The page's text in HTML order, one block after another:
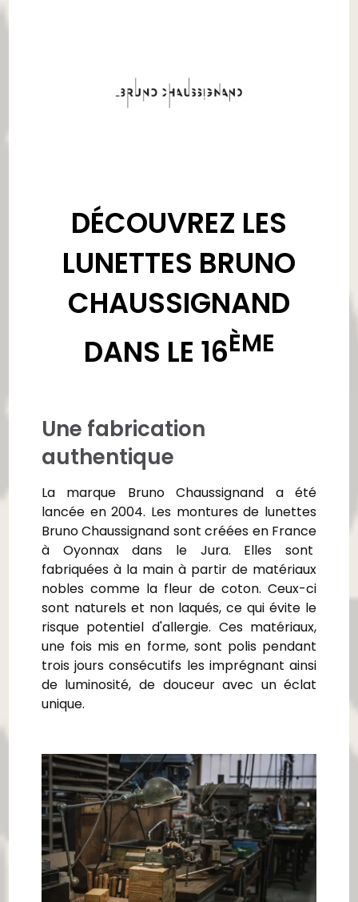
DÉCOUVREZ LES
LUNETTES BRUNO
CHAUSSIGNAND
DANS LE 16ÈME
Une fabrication
authentique
La marque Bruno Chaussignand a été
lancée en 2004. Les montures de lunettes
Bruno Chaussignand sont créées en France
à Oyonnax dans le Jura. Elles sont
fabriquées à la main à partir de matériaux
nobles comme la fleur de coton. Ceux-ci
sont naturels et non laqués, ce qui évite le
risque potentiel d'allergie. Ces matériaux,
une fois mis en forme, sont polis pendant
trois jours consécutifs les imprégnant ainsi
de luminosité, de douceur avec un éclat
unique.